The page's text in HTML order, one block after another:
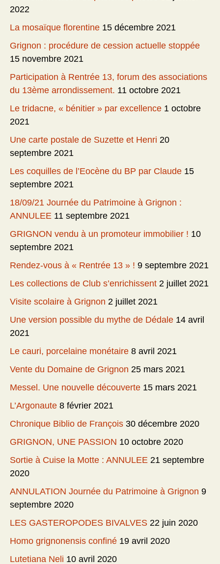
2022
La mosaïque florentine 15 décembre 2021
Grignon : procédure de cession actuelle stoppée
15 novembre 2021
Participation à Rentrée 13, forum des associations
du 13ème arrondissement. 11 octobre 2021
Le tridacne, « bénitier » par excellence 1 octobre
2021
Une carte postale de Suzette et Henri 20
septembre 2021
Les coquilles de l’Eocène du BP par Claude 15
septembre 2021
18/09/21 Journée du Patrimoine à Grignon :
ANNULEE 11 septembre 2021
GRIGNON vendu à un promoteur immobilier ! 10
septembre 2021
Rendez-vous à « Rentrée 13 » ! 9 septembre 2021
Les collections de Club s’enrichissent 2 juillet 2021
Visite scolaire à Grignon 2 juillet 2021
Une version possible du mythe de Dédale 14 avril
2021
Le cauri, porcelaine monétaire 8 avril 2021
Vente du Domaine de Grignon 25 mars 2021
Messel. Une nouvelle découverte 15 mars 2021
L’Argonaute 8 février 2021
Chronique Biblio de François 30 décembre 2020
GRIGNON, UNE PASSION 10 octobre 2020
Sortie à Cuise la Motte : ANNULEE 21 septembre
2020
ANNULATION Journée du Patrimoine à Grignon 9
septembre 2020
LES GASTEROPODES BIVALVES 22 juin 2020
Homo grignonensis confiné 19 avril 2020
Lutetiana Neli 10 avril 2020